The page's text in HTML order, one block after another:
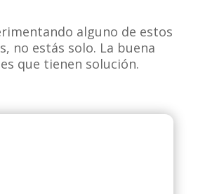
alguno de estos
no estás solo. La buena
que tienen solución.